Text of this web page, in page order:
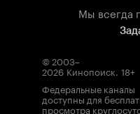
Мы всегда
© 2003–
2026 Кинопоиск. 18+
Федеральные каналы
доступны для
просмотра